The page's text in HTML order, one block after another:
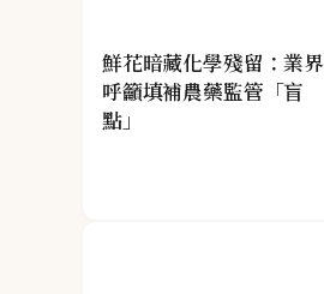
鮮花暗藏化學殘留：業界
呼籲填補農藥監管「盲
點」